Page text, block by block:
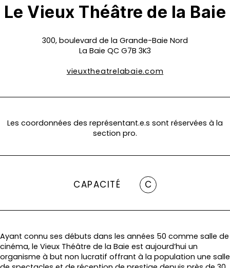
Le Vieux Théâtre de la Baie
300, boulevard de la Grande-Baie Nord
La Baie QC G7B 3K3
vieuxtheatrelabaie.com
Les coordonnées des représentant.e.s sont réservées à la
section pro.
CAPACITÉ C
Ayant connu ses débuts dans les années 50 comme salle de
cinéma, le Vieux Théâtre de la Baie est aujourd’hui un
organisme à but non lucratif offrant à la population une salle